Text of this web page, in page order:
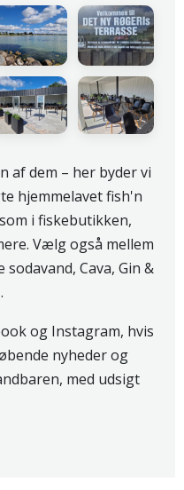
af dem – her byder vi
hjemmelavet fish'n
i fiskebutikken,
Vælg også mellem
Cava, Gin &
og Instagram, hvis
nyheder og
med udsigt